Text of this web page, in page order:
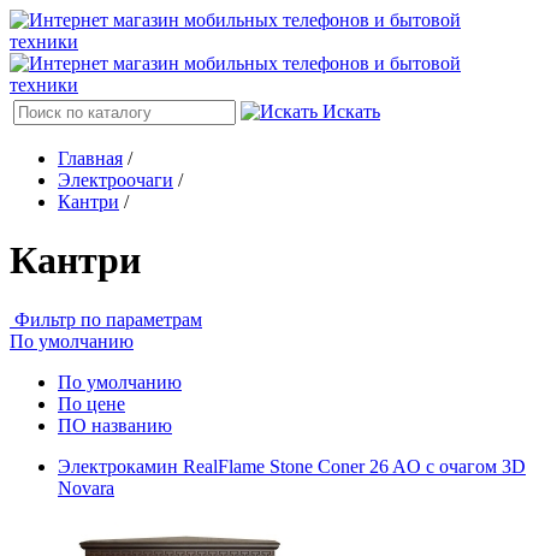
Искать
Главная /
Электроочаги /
Кантри /
Кантри
Фильтр по параметрам
По умолчанию
По умолчанию
По цене
ПО названию
Электрокамин RealFlame Stone Coner 26 AO с очагом 3D
Novara